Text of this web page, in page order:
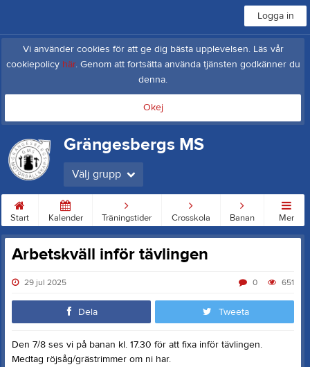
Logga in
Vi använder cookies för att ge dig bästa upplevelsen. Läs vår
cookiepolicy här. Genom att fortsätta använda tjänsten godkänner du
denna.
Okej
Grängesbergs MS
Välj grupp
Start Kalender Träningstider Crosskola Banan Mer
Arbetskväll inför tävlingen
29 jul 2025 651
0
Dela Tweeta
Den 7/8 ses vi på banan kl. 17.30 för att fixa inför tävlingen.
Medtag röjsåg/grästrimmer om ni har.